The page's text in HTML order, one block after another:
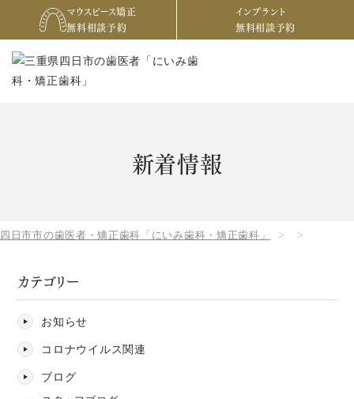
マウスピース矯正
無料相談予約
インプラント
無料相談予約
新着情報
四日市市の歯医者・矯正歯科「にいみ歯科・矯正歯科」
カテゴリー
お知らせ
コロナウイルス関連
ブログ